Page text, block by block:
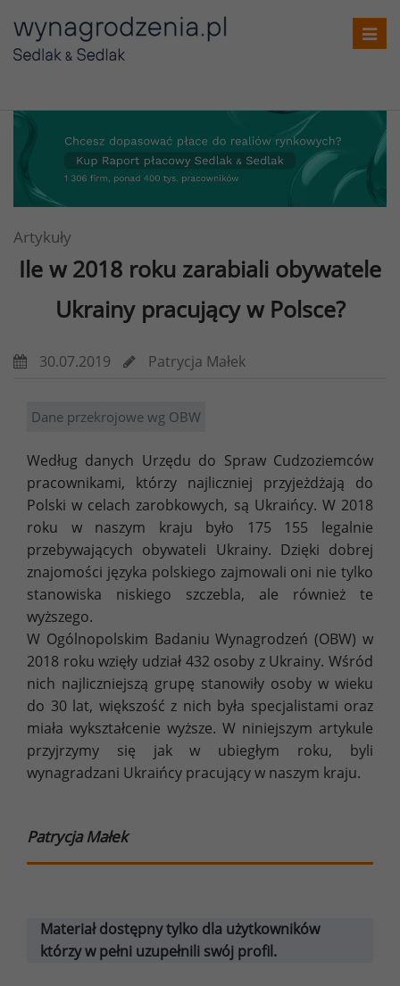
Artykuły
Ile w 2018 roku zarabiali obywatele
Ukrainy pracujący w Polsce?
30.07.2019 Patrycja Małek
Dane przekrojowe wg OBW
Według danych Urzędu do Spraw Cudzoziemców
pracownikami, którzy najliczniej przyjeżdżają do
Polski w celach zarobkowych, są Ukraińcy. W 2018
roku w naszym kraju było 175 155 legalnie
przebywających obywateli Ukrainy. Dzięki dobrej
znajomości języka polskiego zajmowali oni nie tylko
stanowiska niskiego szczebla, ale również te
wyższego.
W Ogólnopolskim Badaniu Wynagrodzeń (OBW) w
2018 roku wzięły udział 432 osoby z Ukrainy. Wśród
nich najliczniejszą grupę stanowiły osoby w wieku
do 30 lat, większość z nich była specjalistami oraz
miała wykształcenie wyższe. W niniejszym artykule
przyjrzymy się jak w ubiegłym roku, byli
wynagradzani Ukraińcy pracujący w naszym kraju.
Patrycja Małek
Materiał dostępny tylko dla użytkowników
którzy w pełni uzupełnili swój profil.